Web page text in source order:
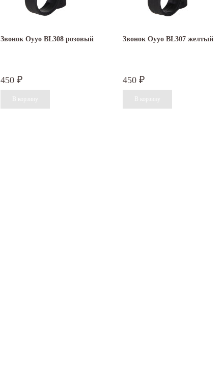
Звонок Oyyo BL308 розовый
450 ₽
Звонок Oyyo BL307 желтый
450 ₽